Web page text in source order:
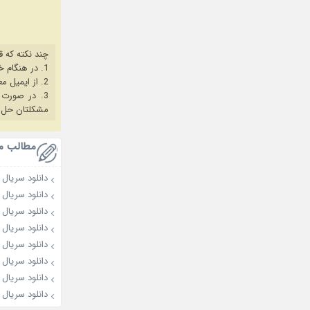
چند نکته که
1. در هنگام خرید حتما از آخرین نسخه مروگر فایرفاکس یا کروم استفاده کنید.
2. از ایمیل معتبر برای ثبت نام استفاده کنید.
3. در صورت بروز هرگونه مشکل در خرید، ابتدا
مشکلتان
مطالب
دانلود سریال A Bona Fide Killer 2026
دانلود سریال The Affair Was Just the Beginning 2026
دانلود سریال Our Sticky Love 2026
دانلود سریال My Bias, My Boss 2026
دانلود سریال Dream to You 2026
دانلود سریال Love on the Menu 2026
دانلود سریال Spooky in Love 2026
دانلود سریال The Husband 2026